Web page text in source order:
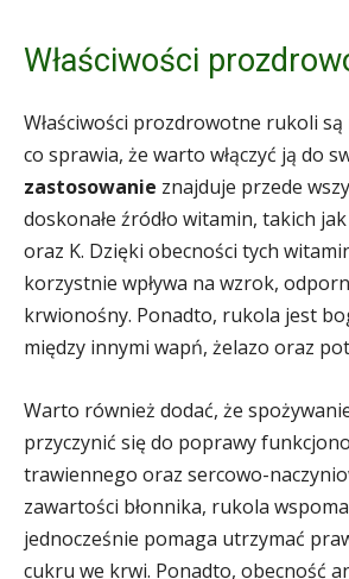
Właściwości
Właściwości prozdrowotne rukoli
co sprawia, że warto włączyć ją do
zastosowanie znajduje przede
doskonałe źródło witamin, takich
oraz K. Dzięki obecności tych
korzystnie wpływa na wzrok,
krwionośny. Ponadto, rukola jest
między innymi wapń, żelazo oraz
Warto również dodać, że
przyczynić się do poprawy
trawiennego oraz sercowo-
zawartości błonnika, rukola
jednocześnie pomaga utrzymać
cukru we krwi. Ponadto, obecność